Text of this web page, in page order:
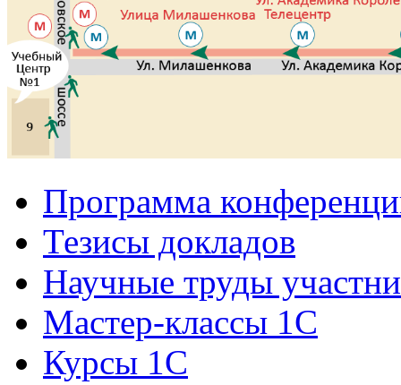
Программа
Тезисы докладов
Научные труды
Мастер-классы 1С
Курсы 1С